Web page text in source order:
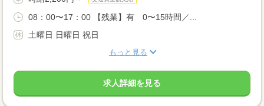
08：00〜17：00 【残業】有 0〜15時間／...
土曜日 日曜日 祝日
もっと見る
求人詳細を見る